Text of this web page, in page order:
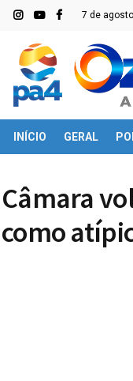
7 de
INÍCIO GERAL
Câmara
como